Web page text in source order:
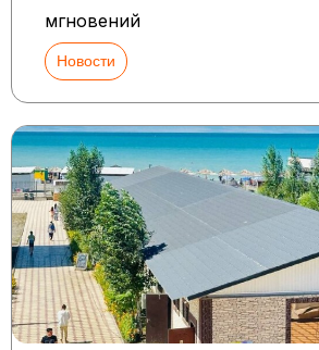
мгновений
Новости